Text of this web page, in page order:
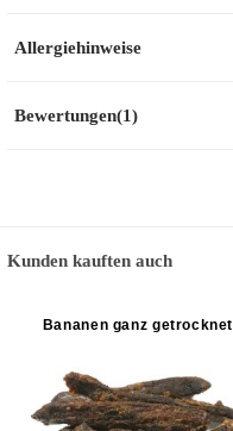
Allergiehinweise
Bewertungen(1)
Kunden kauften auch
Bananen ganz getrocknet